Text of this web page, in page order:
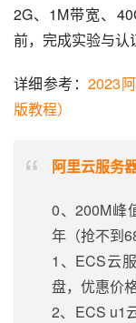
2G、1M带宽、
前，完成实验与认
详细参考：2023
版教程）
阿里云服务
0、200M峰
年（抢不到
1、ECS云
盘，优惠价
2、ECS u1